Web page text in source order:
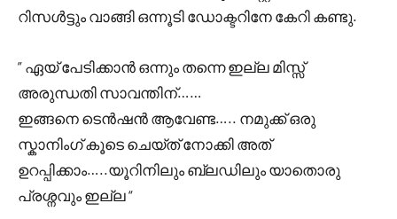
റിസൾട്ടും വാങ്ങി ഒന്നൂടി ഡോക്ടറിനേ കേറി കണ്ടു.
” ഏയ്‌ പേടിക്കാൻ ഒന്നും തന്നെ ഇല്ല മിസ്സ്‌
അരുന്ധതി സാവന്തിന്……
ഇങ്ങനെ ടെൻഷൻ ആവേണ്ട….. നമുക്ക് ഒരു
സ്കാനിംഗ് കൂടെ ചെയ്ത് നോക്കി അത്
ഉറപ്പിക്കാം…..യൂറിനിലും ബ്ലഡിലും യാതൊരു
പ്രശ്നവും ഇല്ല “